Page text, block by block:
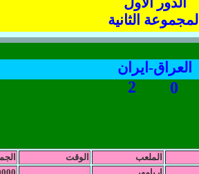
المجموعة الثانية
الوقت الملعب
العراق-ايران
0
2